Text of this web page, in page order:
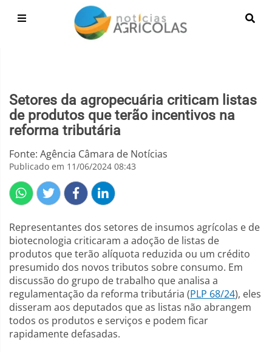
Setores da agropecuária criticam listas
de produtos que terão incentivos na
reforma tributária
Fonte: Agência Câmara de Notícias
Publicado em 11/06/2024 08:43
Representantes dos setores de insumos agrícolas e de
biotecnologia criticaram a adoção de listas de
produtos que terão alíquota reduzida ou um crédito
presumido dos novos tributos sobre consumo. Em
discussão do grupo de trabalho que analisa a
regulamentação da reforma tributária (PLP 68/24), eles
disseram aos deputados que as listas não abrangem
todos os produtos e serviços e podem ficar
rapidamente defasadas.